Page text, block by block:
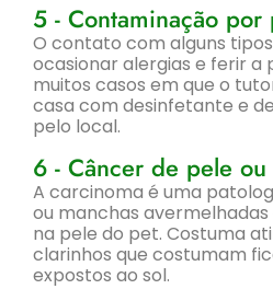
5 - Contaminação
O contato com alguns
ocasionar alergias e ferir a
muitos casos em que o
casa com desinfetante e
pelo local.
6 - Câncer de pele
A carcinoma é uma
ou manchas
na pele do pet. Costuma
clarinhos que costumam
expostos ao sol.